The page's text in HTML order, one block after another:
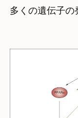
多くの遺伝子の